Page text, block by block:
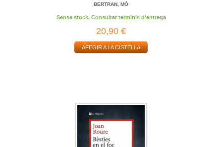
BERTRAN, MÒ
Sense stock. Consultar terminis d'entrega
20,90 €
AFEGIR A LA CISTELLA